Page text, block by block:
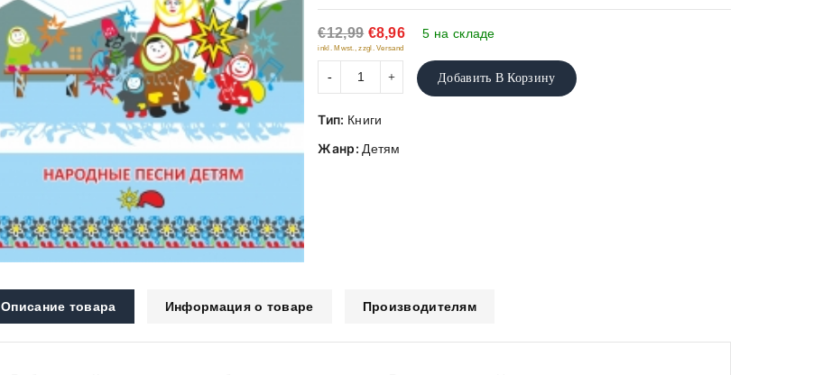
of
5
€12,99 €8,96 5 на складе
inkl. Mwst., zzgl. Versand
Добавить В Корзину
Тип: Книги
Жанр: Детям
Описание товара Информация о товаре Производителям